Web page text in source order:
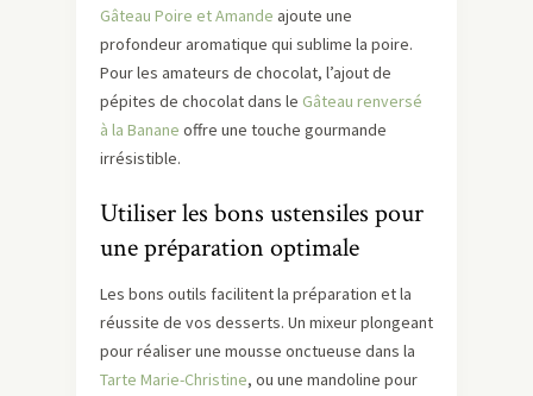
Gâteau Poire et Amande ajoute une
profondeur aromatique qui sublime la poire.
Pour les amateurs de chocolat, l’ajout de
pépites de chocolat dans le Gâteau renversé
à la Banane offre une touche gourmande
irrésistible.
Utiliser les bons ustensiles pour
une préparation optimale
Les bons outils facilitent la préparation et la
réussite de vos desserts. Un mixeur plongeant
pour réaliser une mousse onctueuse dans la
Tarte Marie-Christine, ou une mandoline pour